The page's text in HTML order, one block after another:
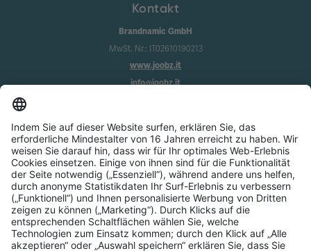
Kontakt
Brandnamic GmbH
MwSt. Nr.: IT02610190213
www.joobz.it
info@joobz.it
Impressum
Datenschutz
AGB
Cookie-Einstellungen
Service
Über uns